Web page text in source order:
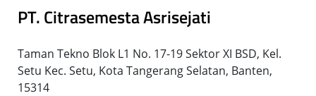
PT. Citrasemesta Asrisejati
Taman Tekno Blok L1 No. 17-19 Sektor XI BSD, Kel.
Setu Kec. Setu, Kota Tangerang Selatan, Banten,
15314